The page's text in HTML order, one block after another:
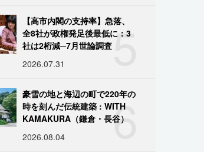
5
【高市内閣の支持率】急落、
全8社が政権発足後最低に：3
社は2桁減─7月世論調査
2026.07.31
6
豪雪の地と海辺の町で220年の
時を刻んだ伝統建築 : WITH
KAMAKURA（鎌倉・長谷）
2026.08.04